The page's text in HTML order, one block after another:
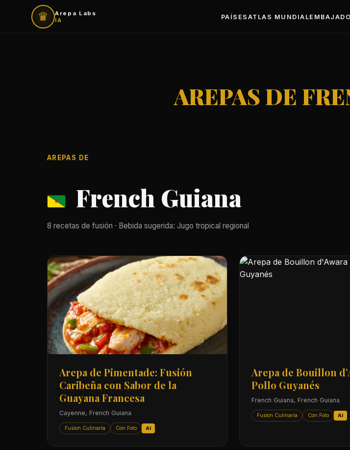
♛
Arepa Labs
IA
PAÍSES ATLAS MUNDIAL
AREPAS DE
AREPAS DE
French Guiana
8 recetas de fusión · Bebida sugerida: Jugo tropical regional
Arepa de Pimentade: Fusión
Caribeña con Sabor de la
Guayana Francesa
Cayenne, French Guiana
Fusion Culinaria Con Foto AI
Arepa de Bouillon
Pollo Guyanés
French Guiana, French Guiana
Fusion Culinaria Con Foto AI